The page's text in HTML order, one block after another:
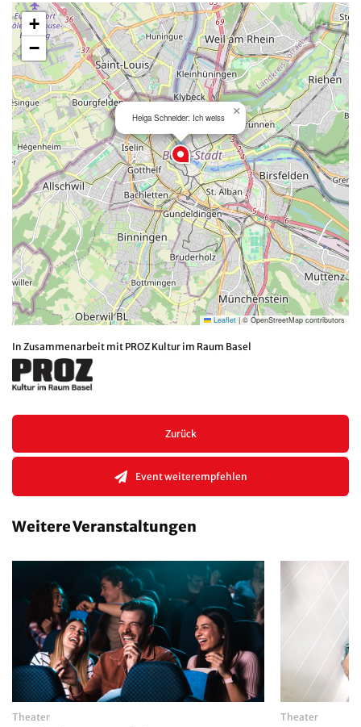
Helga Schneider: Ich weiss ×
+
−
Leaflet |© OpenStreetMap contributors
In Zusammenarbeit mit PROZ Kultur im Raum Basel
Zurück
Event weiterempfehlen
Weitere Veranstaltungen
Theater Theater